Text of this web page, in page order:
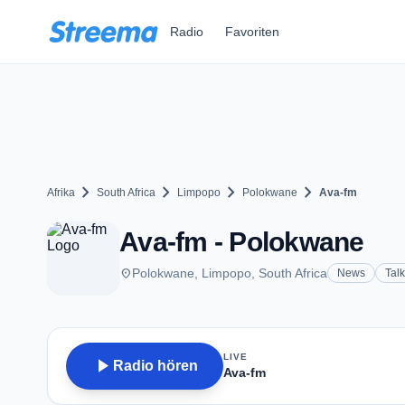
Radio Favoriten
Afrika chevron_right South Africa chevron_right Limpopo chevron_right Polokwane chevron_right Ava-fm
Ava-fm - Polokwane
placePolokwane, Limpopo, South Africa News Talk
play_arrow Radio hören
LIVE
Ava-fm